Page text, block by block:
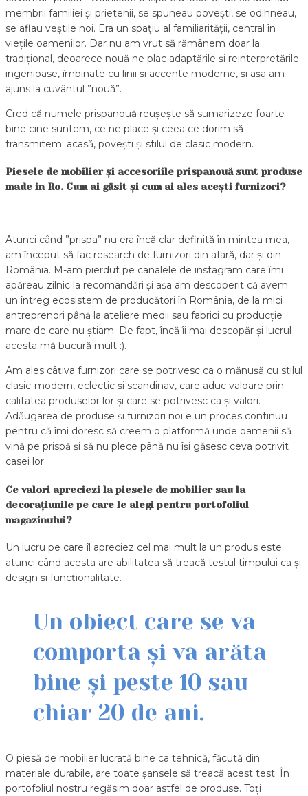
membrii familiei și prietenii, se spuneau povești, se odihneau,
se aflau veștile noi. Era un spațiu al familiarității, central în
viețile oamenilor. Dar nu am vrut să rămânem doar la
tradițional, deoarece nouă ne plac adaptările și reinterpretările
ingenioase, îmbinate cu linii și accente moderne, și așa am
ajuns la cuvântul ”nouă”.
Cred că numele prispanouă reușește să sumarizeze foarte
bine cine suntem, ce ne place și ceea ce dorim să
transmitem: acasă, povești și stilul de clasic modern.
Piesele de mobilier și accesoriile prispanouă sunt produse
made in Ro. Cum ai găsit și cum ai ales acești furnizori?
Atunci când ”prispa” nu era încă clar definită în mintea mea,
am început să fac research de furnizori din afară, dar și din
România. M-am pierdut pe canalele de instagram care îmi
apăreau zilnic la recomandări și așa am descoperit că avem
un întreg ecosistem de producători în România, de la mici
antreprenori până la ateliere medii sau fabrici cu producție
mare de care nu știam. De fapt, încă îi mai descopăr și lucrul
acesta mă bucură mult :).
Am ales câțiva furnizori care se potrivesc ca o mănușă cu stilul
clasic-modern, eclectic și scandinav, care aduc valoare prin
calitatea produselor lor și care se potrivesc ca și valori.
Adăugarea de produse și furnizori noi e un proces continuu
pentru că îmi doresc să creem o platformă unde oamenii să
vină pe prispă și să nu plece până nu își găsesc ceva potrivit
casei lor.
Ce valori apreciezi la piesele de mobilier sau la
decorațiunile pe care le alegi pentru portofoliul
magazinului?
Un lucru pe care îl apreciez cel mai mult la un produs este
atunci când acesta are abilitatea să treacă testul timpului ca și
design și funcționalitate.
Un obiect care se va
comporta și va arăta
bine și peste 10 sau
chiar 20 de ani.
O piesă de mobilier lucrată bine ca tehnică, făcută din
materiale durabile, are toate șansele să treacă acest test. În
portofoliul nostru regăsim doar astfel de produse. Toți